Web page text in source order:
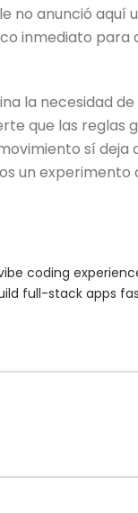
no anunció aquí
inmediato para
la necesidad
que las
sí deja
un
coding
full-stack apps